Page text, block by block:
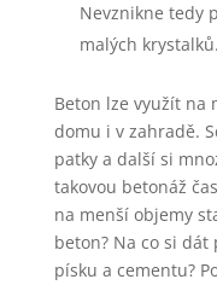
Nevznikne tedy
malých krystalků.
Beton lze využít na
domu i v zahradě.
patky a další si
takovou betonáž
na menší objemy
beton? Na co si dát
písku a cementu?